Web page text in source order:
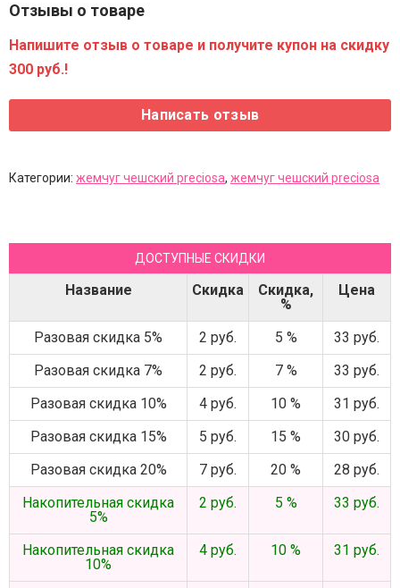
Отзывы о товаре
Напишите отзыв о товаре и получите купон на скидку
300 руб.!
Категории: жемчуг чешский preciosa, жемчуг чешский preciosa
ДОСТУПНЫЕ СКИДКИ
Название Скидка
Скидка,
%
Цена
Разовая скидка 5% 2 руб. 5 %
33 руб.
Разовая скидка 7%
2 руб. 7 %
33 руб.
Разовая скидка 10%
4 руб. 10 %
31 руб.
Разовая скидка 15%
5 руб. 15 %
30 руб.
Разовая скидка 20%
7 руб. 20 %
28 руб.
Накопительная скидка
5%
2 руб. 5 % 33 руб.
Накопительная скидка
10%
4 руб. 10 % 31 руб.